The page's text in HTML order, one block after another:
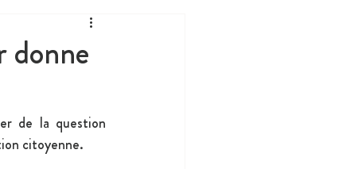
donne
de la question
citoyenne.